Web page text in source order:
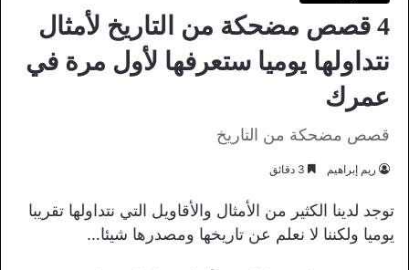
4 قصص مضحكة من التاريخ لأمثال
نتداولها يوميا ستعرفها لأول مرة في
عمرك
قصص مضحكة من التاريخ
ريم إبراهيم
توجد لدينا الكثير من الأمثال والأقاويل التي نتداولها تقريبا
يوميا ولكننا لا نعلم عن تاريخها ومصدرها شيئا…